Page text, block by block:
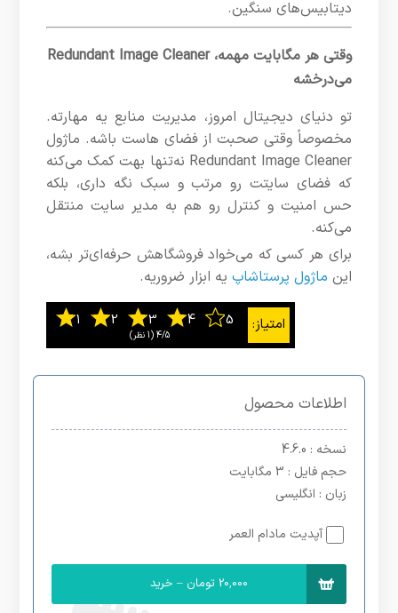
دیتابیس‌های سنگین.
وقتی هر مگابایت مهمه، Redundant Image Cleaner
می‌درخشه
تو دنیای دیجیتال امروز، مدیریت منابع یه مهارته.
مخصوصاً وقتی صحبت از فضای هاست باشه. ماژول
Redundant Image Cleaner نه‌تنها بهت کمک می‌کنه
که فضای سایتت رو مرتب و سبک نگه داری، بلکه
حس امنیت و کنترل رو هم به مدیر سایت منتقل
می‌کنه.
برای هر کسی که می‌خواد فروشگاهش حرفه‌ای‌تر بشه،
این ماژول پرستاشاپ یه ابزار ضروریه.
4/5 ‫(1 نظر)
اطلاعات محصول
نسخه : 4.6.0
حجم فایل : 3 مگابایت
زبان : انگلیسی
آپدیت مادام العمر
20,000 تومان – خرید